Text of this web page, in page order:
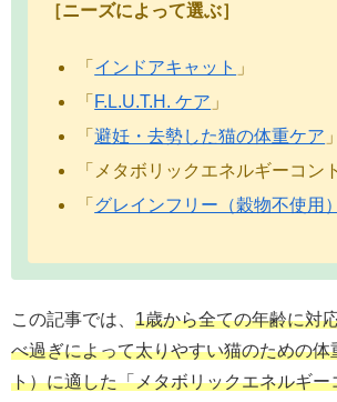
［ニーズによって選ぶ］
「 インドアキャット 」
「 F.L.U.T.H. ケア 」
「避妊・去勢した猫の体重ケア 」
「メタボリックエネルギーコン
「 グレインフリー（穀物不使用）
この記事では、 1歳から全ての年齢に対
べ過ぎによって太りやすい猫のための体
ト）に適した「メタボリックエネルギー